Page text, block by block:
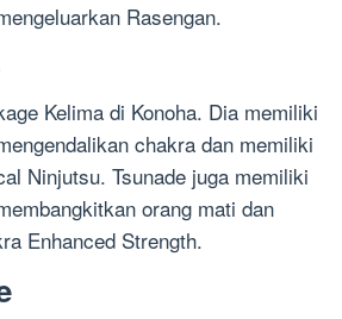
Rasengan.
Kelima di Konoha. Dia memiliki
chakra dan memiliki
Ninjutsu. Tsunade juga memiliki
orang mati dan
Enhanced Strength.